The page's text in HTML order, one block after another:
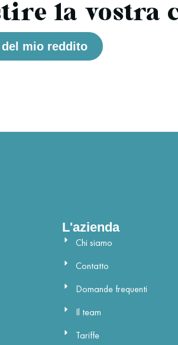
la vostra
mio reddito
L'azienda
Chi siamo
Contatto
Domande frequenti
Il team
Tariffe